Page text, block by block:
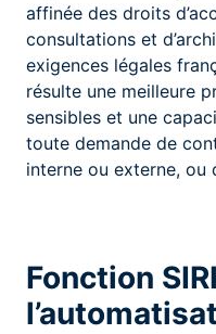
affinée des droits
consultations et
exigences légales
résulte une meilleure
sensibles et une
toute demande de
interne ou externe, ou
Fonction